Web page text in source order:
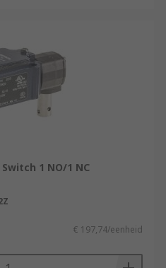
1 NO/1 NC
€ 197,74/eenheid